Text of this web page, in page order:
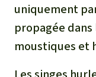
uniquement
propagée dans
moustiques et